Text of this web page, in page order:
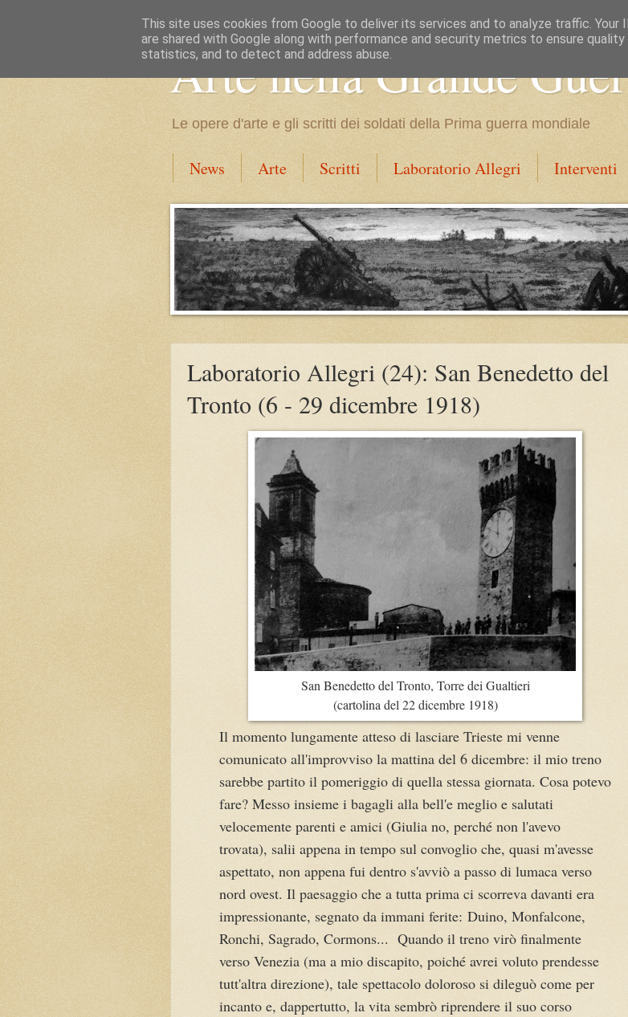
Arte nella Grande
Le opere d'arte e gli scritti dei soldati della Prima guerra mondiale
News Arte Scritti Laboratorio Allegri Interventi
Laboratorio Allegri (24): San Benedetto del
Tronto (6 - 29 dicembre 1918)
San Benedetto del Tronto, Torre dei Gualtieri
(cartolina del 22 dicembre 1918)
Il momento lungamente atteso di lasciare Trieste mi venne
comunicato all'improvviso la mattina del 6 dicembre: il mio treno
sarebbe partito il pomeriggio di quella stessa giornata. Cosa potevo
fare? Messo insieme i bagagli alla bell'e meglio e salutati
velocemente parenti e amici (Giulia no, perché non l'avevo
trovata), salii appena in tempo sul convoglio che, quasi m'avesse
aspettato, non appena fui dentro s'avviò a passo di lumaca verso
nord ovest. Il paesaggio che a tutta prima ci scorreva davanti era
impressionante, segnato da immani ferite: Duino, Monfalcone,
Ronchi, Sagrado, Cormons... Quando il treno virò finalmente
verso Venezia (ma a mio discapito, poiché avrei voluto prendesse
tutt'altra direzione), tale spettacolo doloroso si dileguò come per
incanto e, dappertutto, la vita sembrò riprendere il suo corso
This site uses cookies from Google to deliver its services and to analyze traffic. Your
are shared with Google along with performance and security metrics to ensure
statistics, and to detect and address abuse.